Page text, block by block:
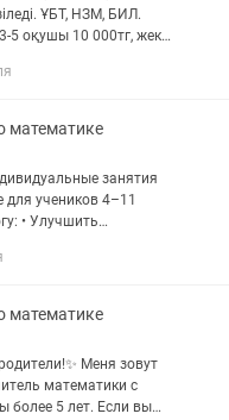
ҰБТ, НЗМ, БИЛ.
оқушы 10 000тг, жеке
математике
занятия
для учеников 4–11
к НИШ, РФМШ, КТЛ,
математике
Меня зовут
математики с
5 лет. Если вы